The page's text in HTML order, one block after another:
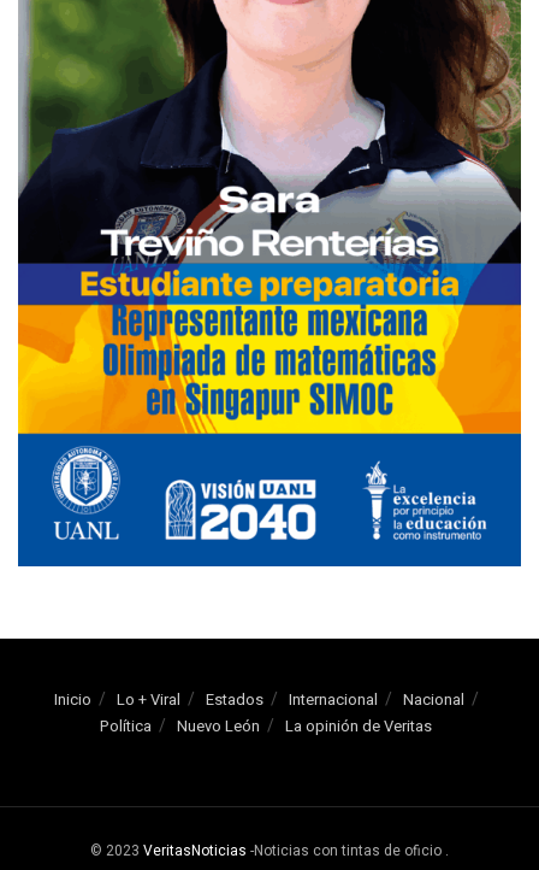
Inicio Lo + Viral Estados Internacional
Nacional
Política
Nuevo León La opinión de Veritas
© 2023 VeritasNoticias -Noticias con tintas de oficio .